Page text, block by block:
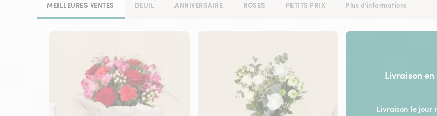
MEILLEURES VENTES DEUIL ANNIVERSAIRE ROSES PETITS PRIX Plus d'informations
Livraison en
—
Livraison le jour